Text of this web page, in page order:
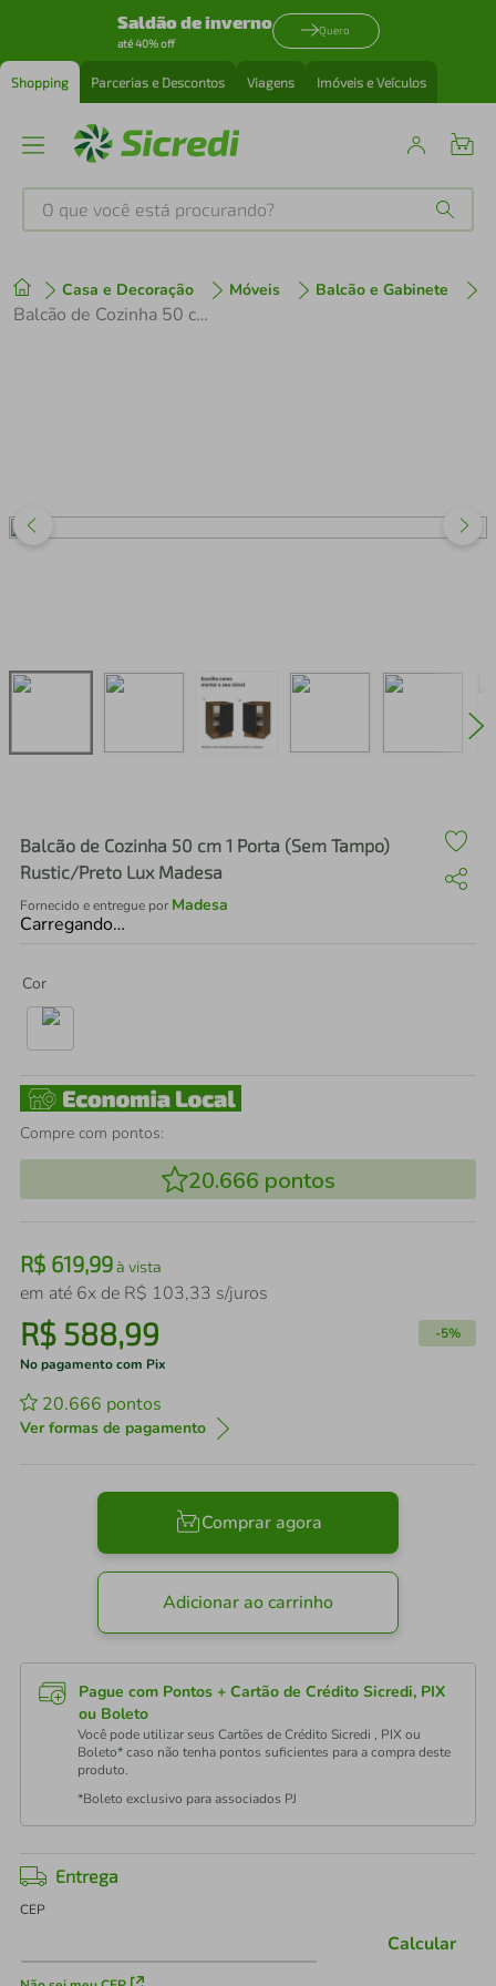
Saldão de inverno
até 40% off
Quero
Shopping Parcerias e Descontos Viagens Imóveis e Veículos
O que você está procurando?
Casa e Decoração Móveis Balcão e Gabinete
Balcão de Cozinha 50 cm 1 Porta (Sem Tampo) Rustic/Preto Lux Madesa
Balcão de Cozinha 50 cm 1 Porta (Sem Tampo)
Rustic/Preto Lux Madesa
Fornecido e entregue por Madesa
Carregando…
Cor
Compre com pontos:
20.666 pontos
R$ 619,99à vista
em até 6x de R$ 103,33 s/juros
R$ 588,99 -5%
No pagamento com Pix
20.666 pontos
Ver formas de pagamento
Comprar agora
Adicionar ao carrinho
Pague com Pontos + Cartão de Crédito Sicredi, PIX
ou Boleto
Você pode utilizar seus Cartões de Crédito Sicredi , PIX ou
Boleto* caso não tenha pontos suficientes para a compra deste
produto.
*Boleto exclusivo para associados PJ
Entrega
CEP
Calcular
1º tenis